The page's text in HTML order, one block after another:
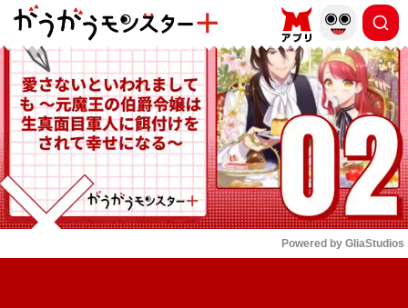
もっと読む
Powered by GliaStudios